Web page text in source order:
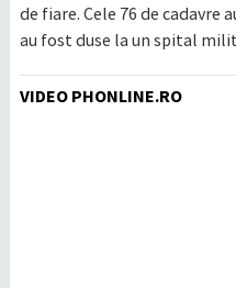
de fiare. Cele 76 de
au fost duse la un spital
VIDEO PHONLINE.RO